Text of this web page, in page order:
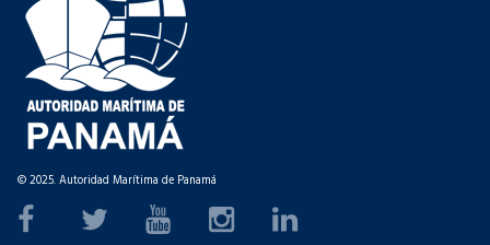
© 2025. Autoridad Marítima de Panamá